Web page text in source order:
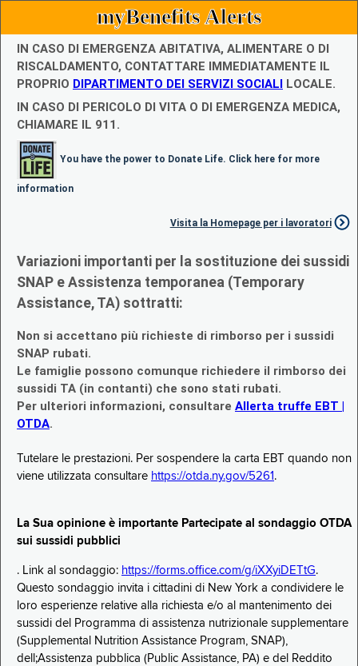
myBenefits Alerts
IN CASO DI EMERGENZA ABITATIVA, ALIMENTARE O DI
RISCALDAMENTO, CONTATTARE IMMEDIATAMENTE IL
PROPRIO DIPARTIMENTO DEI SERVIZI SOCIALI LOCALE.
IN CASO DI PERICOLO DI VITA O DI EMERGENZA MEDICA,
CHIAMARE IL 911.
You have the power to Donate Life. Click here for more
information
Visita la Homepage per i lavoratori
Variazioni importanti per la sostituzione dei sussidi
SNAP e Assistenza temporanea (Temporary
Assistance, TA) sottratti:
Non si accettano più richieste di rimborso per i sussidi
SNAP rubati.
Le famiglie possono comunque richiedere il rimborso dei
sussidi TA (in contanti) che sono stati rubati.
Per ulteriori informazioni, consultare Allerta truffe EBT |
OTDA.
Tutelare le prestazioni. Per sospendere la carta EBT quando non
viene utilizzata consultare https://otda.ny.gov/5261 .
La Sua opinione è importante Partecipate al sondaggio OTDA
sui sussidi pubblici
. Link al sondaggio: https://forms.office.com/g/iXXyiDETtG.
Questo sondaggio invita i cittadini di New York a condividere le
loro esperienze relative alla richiesta e/o al mantenimento dei
sussidi del Programma di assistenza nutrizionale supplementare
(Supplemental Nutrition Assistance Program, SNAP),
dell;Assistenza pubblica (Public Assistance, PA) e del Reddito